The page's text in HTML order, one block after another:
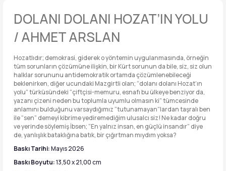
DOLANI DOLANI HOZAT’IN YOLU
/ AHMET ARSLAN
Hozatlıdır; demokrasi, giderek o yöntemin uygulanmasında, örneğin
tüm sorunların çözümüne ilişkin, bir Kürt sorunun da bile, siz, siz olun
halklar sorununu antidemokratik ortamda çözümlenebileceği
beklenirken, diğer ucundaki Mazgirtli olan; “dolanı dolanı Hozat’ın
yolu” türküsündeki “çiftçisi-memuru, esnafı bu ülkeye benziyor da,
yazanı çizeni neden bu toplumla uyumlu olmasın ki” tümcesinde
anlamını bulduğunu varsaydığımız “tutunamayan”lardan taşralı ben
ile “sen” demeyi kibrime yediremediğim ulusalcı siz! Ne kadar doğru
ve yerinde söylemiş İbsen; “En yalnız insan, en güçlü insandır” diye
de, yanlışlık bataklığına batık, bir çığırtman mıydım yoksa?
Baskı Tarihi:Mayıs 2026
Baskı Boyutu:13,50 x 21,00 cm